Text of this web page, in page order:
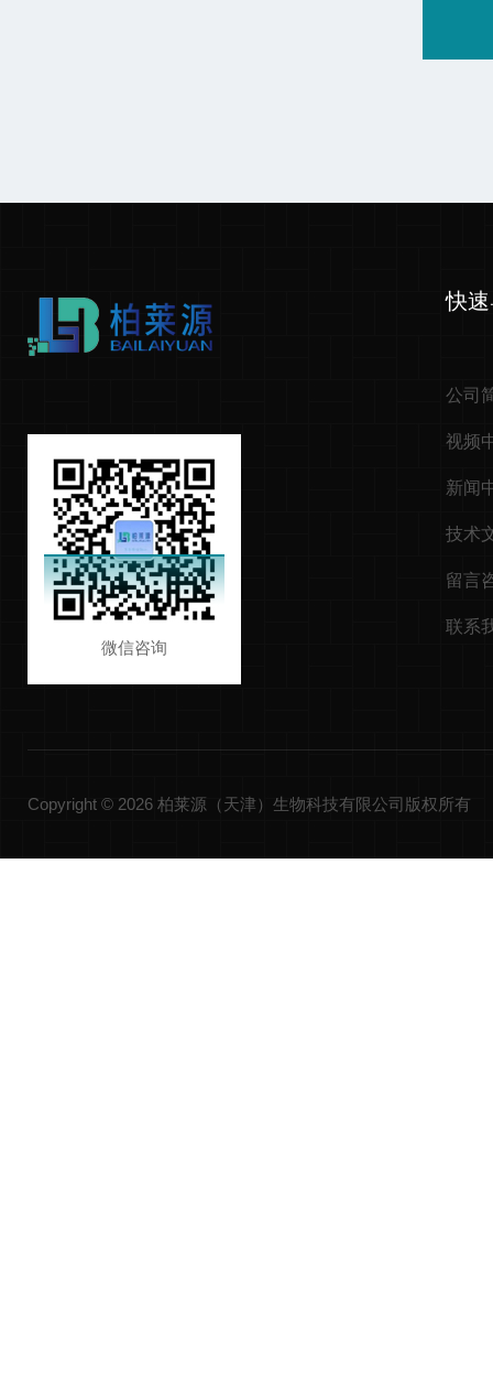
微信咨询
快
公司
视频
新闻
技术
留言
联系
Copyright © 2026 柏莱源（天津）生物科技有限公司版权所有